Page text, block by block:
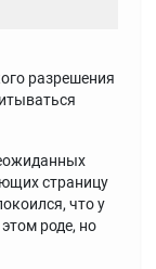
разрешения
страницу
что у
роде, но